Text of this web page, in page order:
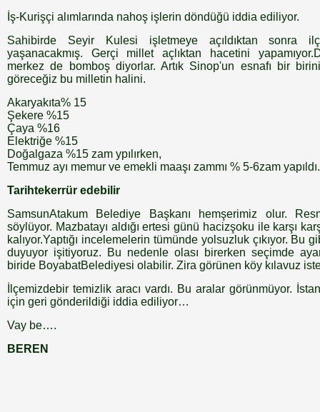
İş-Kurişçi alımlarında nahoş işlerin döndüğü iddia ediliyor.
Sahibirde Seyir Kulesi işletmeye açıldıktan sonra
yaşanacakmış. Gerçi millet açlıktan hacetini
merkez de bomboş diyorlar. Artık Sinop'un esnafı bir
göreceğiz bu milletin halini.
Akaryakıta% 15
Şekere %15
Çaya %16
Elektriğe %15
Doğalgaza %15 zam ypılırken,
Temmuz ayı memur ve emekli maaşı zammı % 5-6zam yapıldı.
Tarihtekerrür edebilir
SamsunAtakum Belediye Başkanı hemşerimiz olur.
söylüyor. Mazbatayı aldığı ertesi günü hacizşoku ile karşı
kalıyor.Yaptığı incelemelerin tümünde yolsuzluk çıkıyor. Bu
duyuyor işitiyoruz. Bu nedenle olası birerken seçimde
biride BoyabatBelediyesi olabilir. Zira görünen köy kılavuz
İlçemizdebir temizlik aracı vardı. Bu aralar görünmüyor.
için geri gönderildiği iddia ediliyor…
Vay be….
BEREN